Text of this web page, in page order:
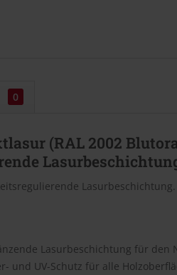
0
(RAL 2002
Lasurbeschichtung.
Lasurbeschichtung für
und UV-Schutz für alle